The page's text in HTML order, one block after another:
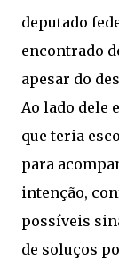
deputado
encontrado
apesar do
Ao lado dele
que teria
para
intenção,
possíveis
de soluços